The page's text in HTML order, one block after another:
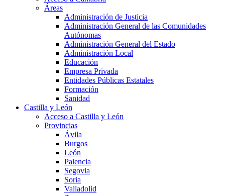
Áreas
Administración de Justicia
Administración General de las Comunidades
Autónomas
Administración General del Estado
Administración Local
Educación
Empresa Privada
Entidades Públicas Estatales
Formación
Sanidad
Castilla y León
Acceso a Castilla y León
Provincias
Ávila
Burgos
León
Palencia
Segovia
Soria
Valladolid